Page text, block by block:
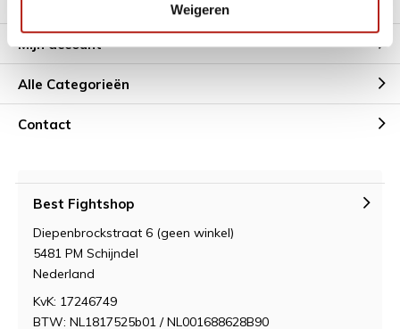
Weigeren
Mijn account
Alle Categorieën
Contact
Best Fightshop
Diepenbrockstraat 6 (geen winkel)
5481 PM Schijndel
Nederland
KvK: 17246749
BTW: NL1817525b01 / NL001688628B90